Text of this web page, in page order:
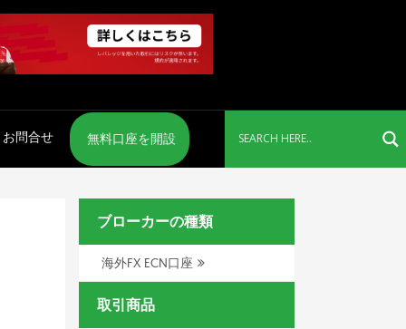
お問合せ 無料口座を開設
ブローカーの種類
海外FX ECN口座
取引商品